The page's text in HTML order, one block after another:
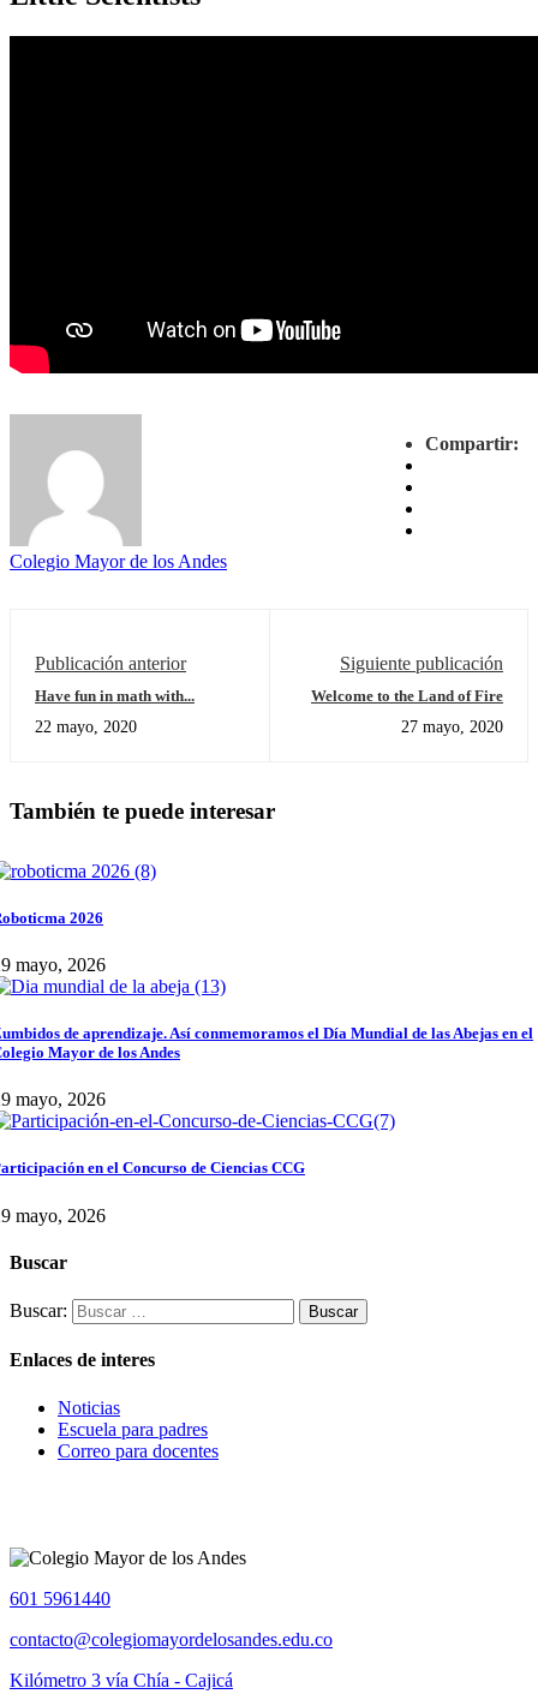
Compartir:
Colegio Mayor de los Andes
Publicación anterior
Have fun in math with...
22 mayo, 2020
Siguiente publicación
Welcome to the Land of Fire
27 mayo, 2020
También te puede interesar
2026
mayo, 2026
de aprendizaje. Así conmemoramos el Día Mundial de las Abejas en el
Mayor de los Andes
mayo, 2026
en el Concurso de Ciencias CCG
mayo, 2026
Buscar
Buscar:
Enlaces de interes
Noticias
Escuela para padres
Correo para docentes
601 5961440
contacto@colegiomayordelosandes.edu.co
Kilómetro 3 vía Chía - Cajicá